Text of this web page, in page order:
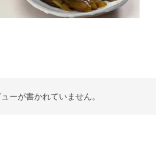
ーが書かれていません。